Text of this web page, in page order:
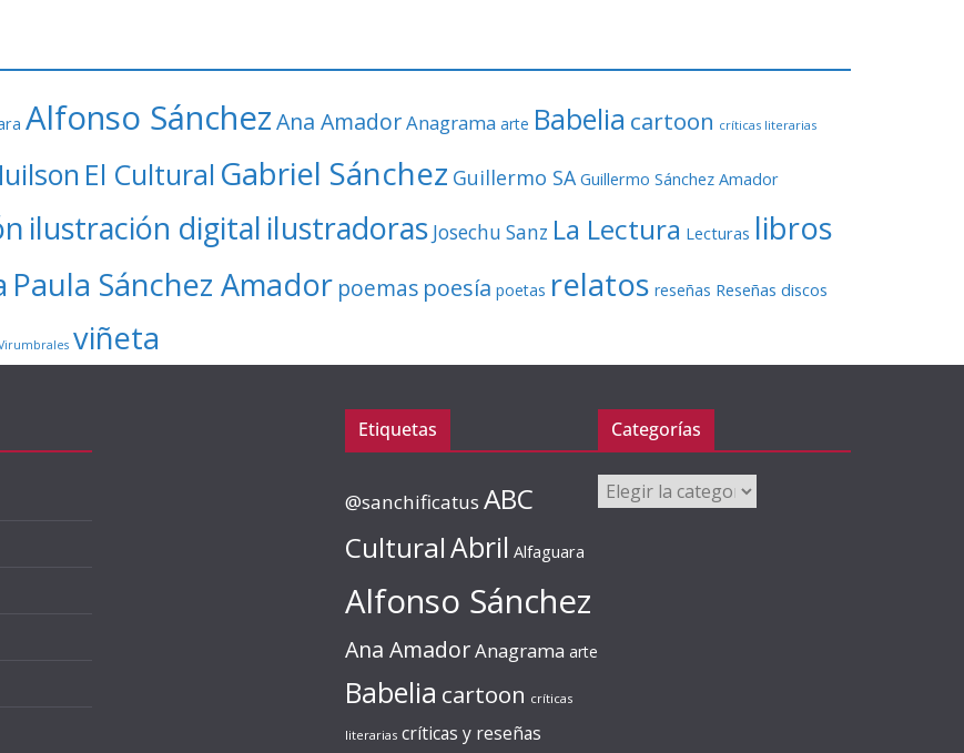
Alfonso SánchezAna AmadorAnagrama arte Babelia cartoon críticas literarias
El Cultural Gabriel Sánchez Guillermo SA Guillermo Sánchez Amador
ilustración digital ilustradoras Josechu Sanz La Lectura Lecturas libros
Paula Sánchez Amador poemas poesía poetas relatos reseñas Reseñas discos
viñeta
Etiquetas
@sanchificatus ABC
CulturalAbril Alfaguara
Alfonso Sánchez
Ana AmadorAnagrama arte
Babelia cartoon críticas
literarias críticas y reseñas
Categorías
Categorías